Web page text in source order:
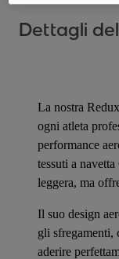
Dettagli
La nostra
ogni atleta
performance
tessuti a
leggera, ma
Il suo design
gli sfregamenti,
aderire